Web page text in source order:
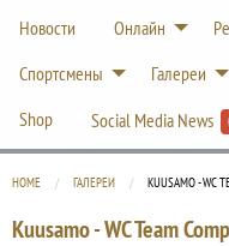
Новости Онлайн
Спортсмены
Галереи
Shop
Social Media News
HOME ГАЛЕРЕИ CURRENT:
KUUSAMO - WC
Kuusamo - WC Team